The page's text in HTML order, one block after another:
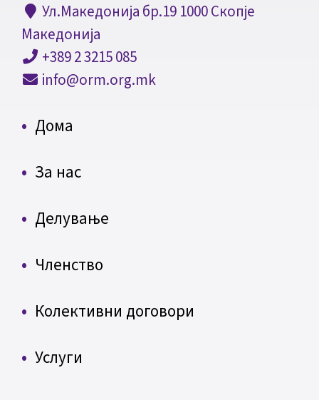
Ул.Македонија бр.19 1000 Скопје
Македонија
+389 2 3215 085
info@orm.org.mk
Дома
За нас
Делување
Членство
Колективни договори
Услуги